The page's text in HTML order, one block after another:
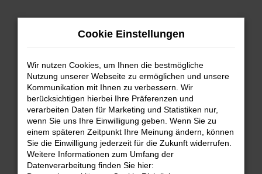
Zum
FEHLER: NETWORK ERROR
Beim Laden ist ein Fehler aufgetreten.
Hier sind ein paar Tipps, die dir helfen können:
Cookie Einstellungen
Wir nutzen Cookies, um Ihnen die bestmögliche
Nutzung unserer Webseite zu ermöglichen und unsere
Kommunikation mit Ihnen zu verbessern. Wir
berücksichtigen hierbei Ihre Präferenzen und
verarbeiten Daten für Marketing und Statistiken nur,
wenn Sie uns Ihre Einwilligung geben. Wenn Sie zu
einem späteren Zeitpunkt Ihre Meinung ändern, können
Sie die Einwilligung jederzeit für die Zukunft widerrufen.
Weitere Informationen zum Umfang der
Datenverarbeitung finden Sie hier: